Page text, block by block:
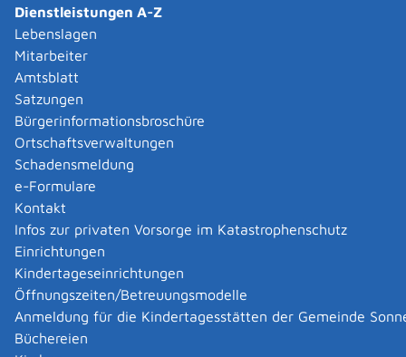
Dienstleistungen A-Z
Lebenslagen
Mitarbeiter
Amtsblatt
Satzungen
Bürgerinformationsbroschüre
Ortschaftsverwaltungen
Schadensmeldung
e-Formulare
Kontakt
Infos zur privaten Vorsorge im Katastrophenschutz
Einrichtungen
Kindertageseinrichtungen
Öffnungszeiten/Betreuungsmodelle
Anmeldung für die Kindertagesstätten der Gemeinde
Büchereien
Leistungen
A B C D
Abschriften, Ablichtungen,
Vervielfältigungen und
Negative amtlich beglaubigen
lassen
Mit der amtlichen Beglaubigung bestätigt die Behörde,
dass die Kopie mit dem Original übereinstimmt.Kopien
können sein:
Abschriften
Ablichtungen
Vervielfältigungen
Negative